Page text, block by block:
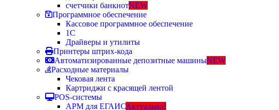
счетчики банкнотNEW
Программное обеспечение
Кассовое программное обеспечение
1С
Драйверы и утилиты
Принтеры штрих-кода
Автоматизированные депозитные машиныNEW
Расходные материалы
Чековая лента
Картриджи с красящей лентой
POS-системы
АРМ для ЕГАИСАктуально!